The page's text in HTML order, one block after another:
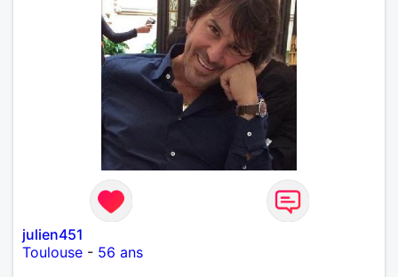
julien451
Toulouse - 56 ans